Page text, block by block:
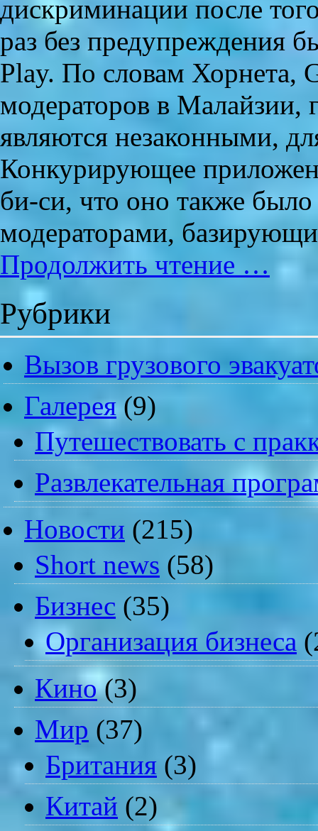
дискриминации после
раз без предупреждения
Play. По словам Хорнета,
модераторов в Малайзии,
являются незаконными,
Конкурирующее
би-си, что оно также
модераторами,
Продолжить чтение …
Рубрики
Вызов грузового
Галерея(9)
Путешествовать с
Развлекательная
Новости (215)
Short news (58)
Бизнес (35)
Организация бизнеса
Кино(3)
Мир (37)
Британия (3)
Китай (2)